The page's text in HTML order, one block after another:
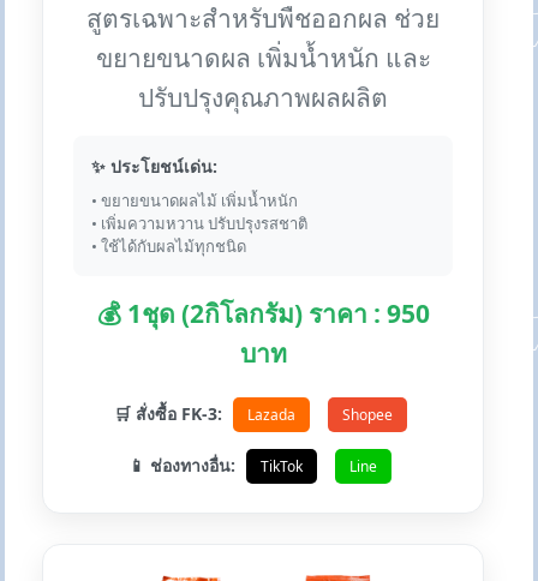
สูตรเฉพาะสำหรับพืชออกผล ช่วย
ขยายขนาดผล เพิ่มน้ำหนัก และ
ปรับปรุงคุณภาพผลผลิต
✨ ประโยชน์เด่น:
• ขยายขนาดผลไม้ เพิ่มน้ำหนัก
• เพิ่มความหวาน ปรับปรุงรสชาติ
• ใช้ได้กับผลไม้ทุกชนิด
💰 1ชุด (2กิโลกรัม) ราคา : 950
บาท
🛒 สั่งซื้อ FK-3: Lazada Shopee
📱 ช่องทางอื่น: TikTok Line